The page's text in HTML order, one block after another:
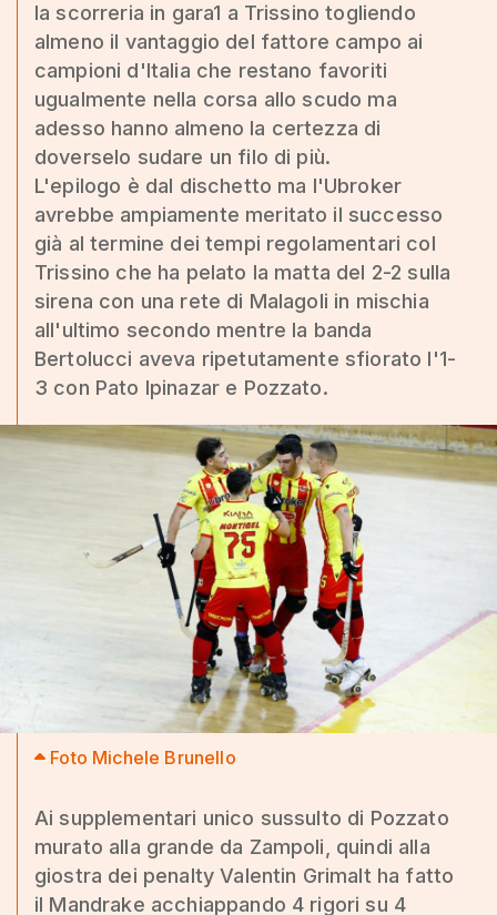
la scorreria in gara1 a Trissino togliendo
almeno il vantaggio del fattore campo ai
campioni d'Italia che restano favoriti
ugualmente nella corsa allo scudo ma
adesso hanno almeno la certezza di
doverselo sudare un filo di più.
L'epilogo è dal dischetto ma l'Ubroker
avrebbe ampiamente meritato il successo
già al termine dei tempi regolamentari col
Trissino che ha pelato la matta del 2-2 sulla
sirena con una rete di Malagoli in mischia
all'ultimo secondo mentre la banda
Bertolucci aveva ripetutamente sfiorato l'1-
3 con Pato Ipinazar e Pozzato.
Foto Michele Brunello
Ai supplementari unico sussulto di Pozzato
murato alla grande da Zampoli, quindi alla
giostra dei penalty Valentin Grimalt ha fatto
il Mandrake acchiappando 4 rigori su 4